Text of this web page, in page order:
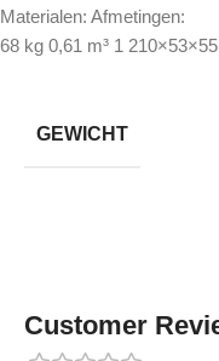
Materialen: Afmetingen:
68 kg 0,61 m³ 1
GEWICHT
Customer